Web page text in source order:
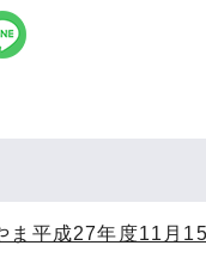
ま平成27年度11月